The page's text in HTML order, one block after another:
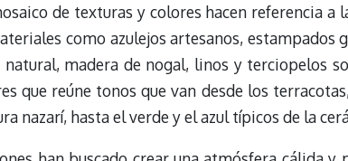
de texturas y colores hacen referencia a
como azulejos artesanos, estampados
natural, madera de nogal, linos y terciopelos
que reúne tonos que van desde los
nazarí, hasta el verde y el azul típicos de la